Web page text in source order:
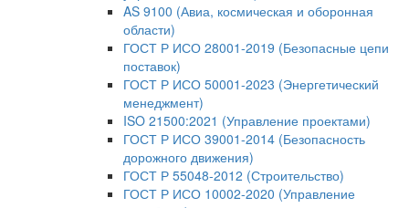
AS 9100 (Авиа, космическая и оборонная
области)
ГОСТ Р ИСО 28001-2019 (Безопасные цепи
поставок)
ГОСТ Р ИСО 50001-2023 (Энергетический
менеджмент)
ISO 21500:2021 (Управление проектами)
ГОСТ Р ИСО 39001-2014 (Безопасность
дорожного движения)
ГОСТ Р 55048-2012 (Строительство)
ГОСТ Р ИСО 10002-2020 (Управление